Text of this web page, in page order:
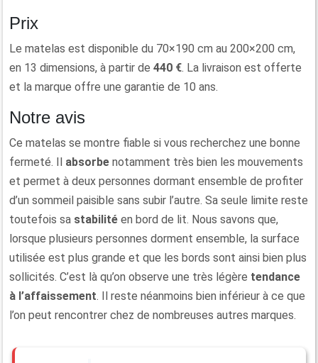
Prix
Le matelas est disponible du 70×190 cm au 200×200 cm,
en 13 dimensions, à partir de 440 €. La livraison est offerte
et la marque offre une garantie de 10 ans.
Notre avis
Ce matelas se montre fiable si vous recherchez une bonne
fermeté. Il absorbe notamment très bien les mouvements
et permet à deux personnes dormant ensemble de profiter
d’un sommeil paisible sans subir l’autre. Sa seule limite reste
toutefois sa stabilité en bord de lit. Nous savons que,
lorsque plusieurs personnes dorment ensemble, la surface
utilisée est plus grande et que les bords sont ainsi bien plus
sollicités. C’est là qu’on observe une très légère tendance
à l’affaissement. Il reste néanmoins bien inférieur à ce que
l’on peut rencontrer chez de nombreuses autres marques.